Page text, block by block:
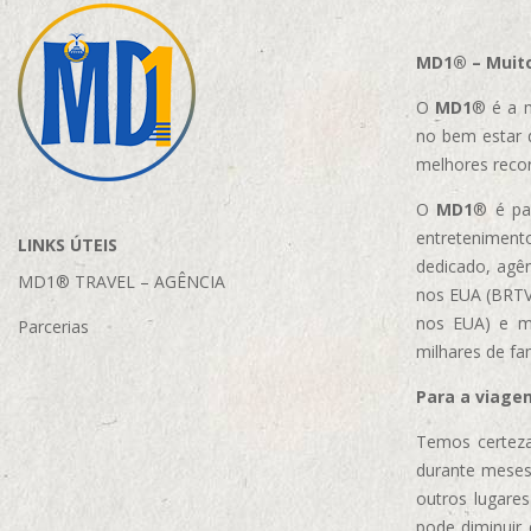
LINKS ÚTEIS
MD1® TRAVEL – AGÊNCIA
Parcerias
MD1® –
O MD1® é a
no bem estar
melhores
O MD1® é
dedicado,
nos EUA
nos EUA) e
milhares de
Para a
Temos
durante
outros